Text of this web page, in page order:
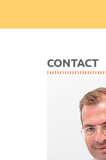
CONTACT